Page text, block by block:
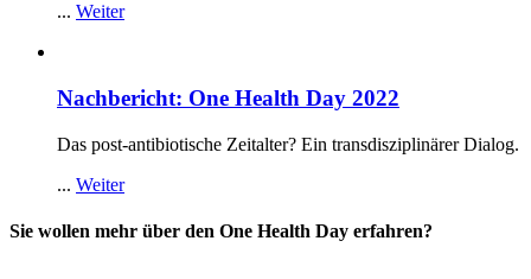
... Weiter
Nachbericht: One Health Day 2022
Das post-antibiotische Zeitalter? Ein transdisziplinärer Dialog.
... Weiter
Sie wollen mehr über den One Health Day erfahren?